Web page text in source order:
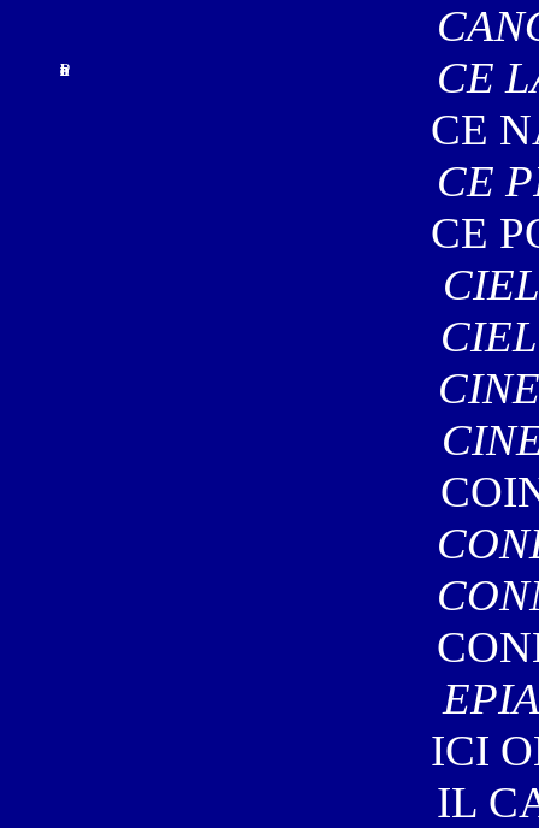
P
la
to
n
ic
ie
n
CE
CE
CE
CE
ICI
IL